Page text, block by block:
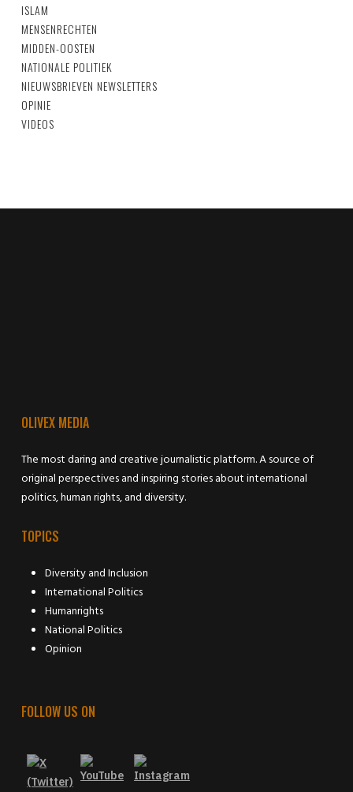
ISLAM
MENSENRECHTEN
MIDDEN-OOSTEN
NATIONALE POLITIEK
NIEUWSBRIEVEN NEWSLETTERS
OPINIE
VIDEOS
OLIVEX MEDIA
The most daring and creative journalistic platform. A source of
original perspectives and inspiring stories about international
politics, human rights, and diversity.
TOPICS
Diversity and Inclusion
International Politics
Humanrights
National Politics
Opinion
FOLLOW US ON